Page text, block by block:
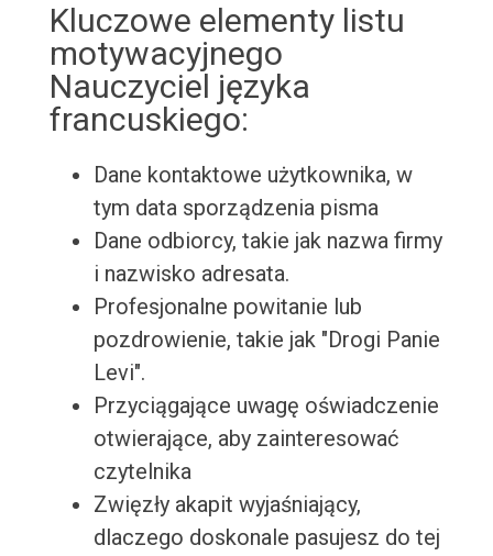
Kluczowe elementy listu
motywacyjnego
Nauczyciel języka
francuskiego:
Dane kontaktowe użytkownika, w
tym data sporządzenia pisma
Dane odbiorcy, takie jak nazwa firmy
i nazwisko adresata.
Profesjonalne powitanie lub
pozdrowienie, takie jak "Drogi Panie
Levi".
Przyciągające uwagę oświadczenie
otwierające, aby zainteresować
czytelnika
Zwięzły akapit wyjaśniający,
dlaczego doskonale pasujesz do tej